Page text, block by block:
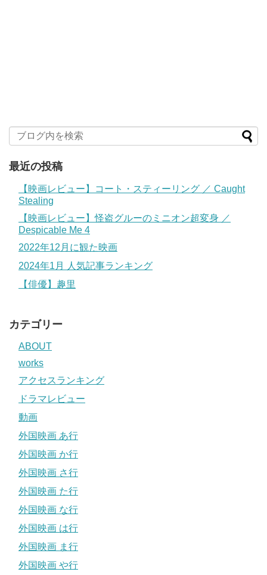
最近の投稿
【映画レビュー】コート・スティーリング ／ Caught
Stealing
【映画レビュー】怪盗グルーのミニオン超変身 ／
Despicable Me 4
2022年12月に観た映画
2024年1月 人気記事ランキング
【俳優】趣里
カテゴリー
ABOUT
works
アクセスランキング
ドラマレビュー
動画
外国映画 あ行
外国映画 か行
外国映画 さ行
外国映画 た行
外国映画 な行
外国映画 は行
外国映画 ま行
外国映画 や行